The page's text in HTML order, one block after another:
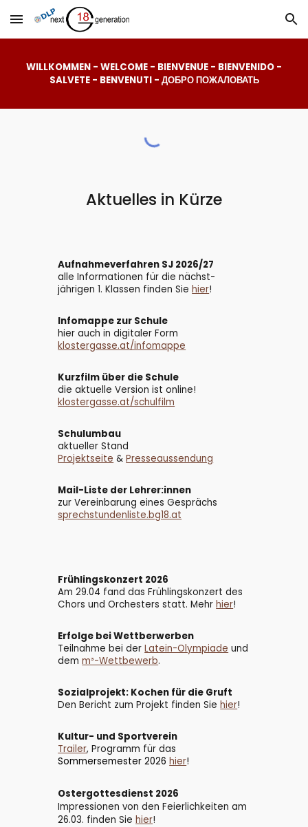
Skip to main content Skip to navigation
WILLKOMMEN - WELCOME - BIENVENUE - BIENVENIDO -
SALVETE - BENVENUTI - ДОБРО ПОЖАЛОВАТЬ
Aktuelles in Kürze
Aufnahmeverfahren SJ 2026/27
alle Informationen für die nächst-
jährigen 1. Klassen finden Siehier!
Infomappe zur Schule
hier auch in digitaler Form
klostergasse.at/infomappe
Kurzfilm über die Schule
die aktuelle Version ist online!
klostergasse.at/schulfilm
Schulumbau
aktueller Stand
Projektseite &Presseaussendung
Mail-Liste der Lehrer:innen
zur Vereinbarung eines Gesprächs
sprechstundenliste.bg18.at
Frühlingskonzert 2026
Am 29.04 fand das Frühlingskonzert des
Chors und Orchesters statt. Mehrhier!
Erfolge bei Wettberwerben
Teilnahme bei derLatein-Olympiade und
demm³-Wettbewerb.
Sozialprojekt: Kochen für die Gruft
Den Bericht zum Projekt finden Siehier!
Kultur- und Sportverein
Trailer, Programm für das
Sommersemester 2026hier!
Ostergottesdienst 2026
Impressionen von den Feierlichkeiten am
26.03. finden Siehier!